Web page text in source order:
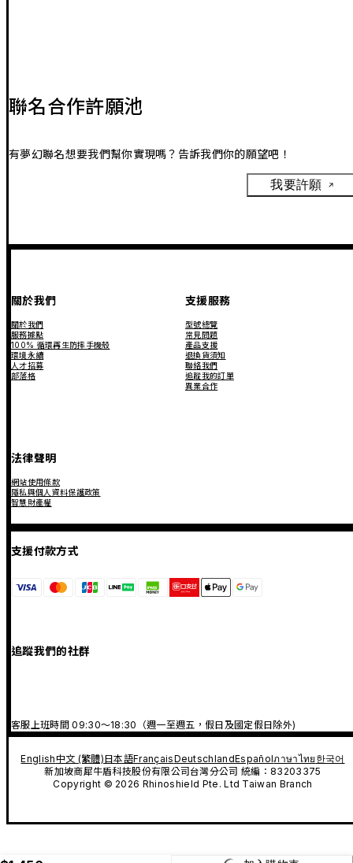
聯名合作許願池
有夢幻聯名想要我們幫你實現嗎？告訴我們你的願望吧！
我要許願
關於我們
關於我們
服務據點
100% 循環再生防摔手機殼
環境永續
人才招募
部落格
支援服務
型號總覽
常見問題
產品支援
退換貨須知
聯絡我們
追蹤我的訂單
異業合作
法律聲明
網站使用條款
隱私與個人資料保護政策
智慧財產權
支援付款方式
追蹤我們的社群
客服上班時間 09:30～18:30（週一至週五，假日及國定假日除外)
English中文 (繁體)日本語FrançaisDeutschlandEspañolภาษาไทย 한국어
新加坡商犀牛盾科技股份有限公司台灣分公司 統編：83203375
Copyright © 2026 Rhinoshield Pte. Ltd Taiwan Branch